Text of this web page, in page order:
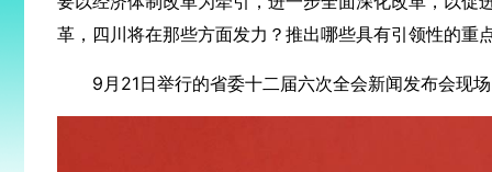
革，四川将在那些方面发力？推出哪些具有引领性的重
9月21日举行的省委十二届六次全会新闻发布会现